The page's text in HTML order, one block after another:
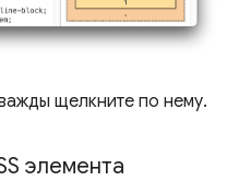
щелкните по нему.
элемента